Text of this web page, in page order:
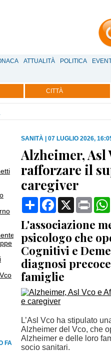
ATTUALITÀ POLITICA
CITTÀ
FA
SANITÀ 07 LUGLIO 2026,
Alzheimer, Asl
rafforzare il
caregiver
CondividiFacebook
X Print
L'associazione
psicologo che
Cognitivi e
diagnosi
famiglie
L’Asl Vco ha stipulato
Alzheimer del Vco, che
Alzheimer e delle loro
socio sanitari.